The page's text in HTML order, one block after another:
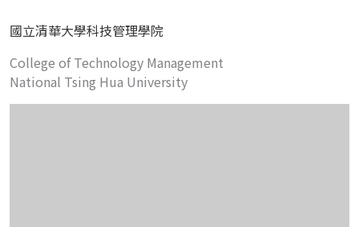
國立清華大學科技管理學院
College of Technology Management
National Tsing Hua University